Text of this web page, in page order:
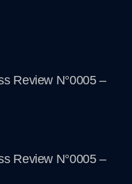
Review N°0005 –
Review N°0005 –